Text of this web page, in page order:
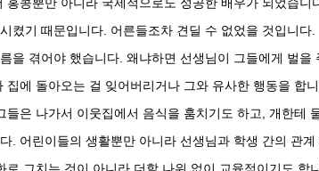
홍콩뿐만 아니라 국제적으로도 성공한 배우가 되었습니
켰기 때문입니다. 어른들조차 견딜 수 없었을 것입니다.
을 겪어야 했습니다. 왜냐하면 선생님이 그들에게 벌을
집에 돌아오는 걸 잊어버리거나 그와 유사한 행동을 합
들은 나가서 이웃집에서 음식을 훔치기도 하고, 개한테
. 어린이들의 생활뿐만 아니라 선생님과 학생 간의 관